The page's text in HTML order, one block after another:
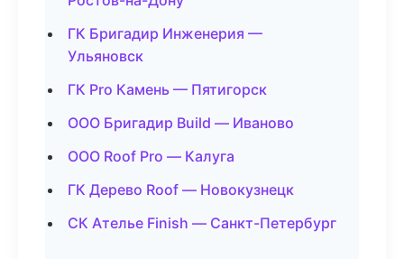
ГК Бригадир Инженерия —
Ульяновск
ГК Pro Камень — Пятигорск
ООО Бригадир Build — Иваново
ООО Roof Pro — Калуга
ГК Дерево Roof — Новокузнецк
СК Ателье Finish — Санкт-Петербург